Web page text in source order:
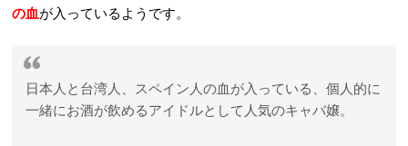
の血が入っているようです。
日本人と台湾人、スペイン人の血が入っている、個人的に
一緒にお酒が飲めるアイドルとして人気のキャバ嬢。